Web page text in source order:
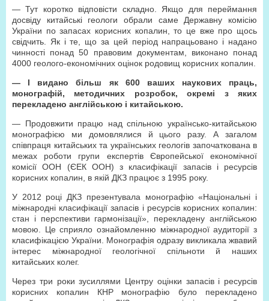
— Тут коротко відповісти складно. Якщо для переймання
досвіду китайські геологи обрали саме Державну комісію
України по запасах корисних копалин, то це вже про щось
свідчить. Як і те, що за цей період напрацьовано і надано
чинності понад 50 правовим документам, виконано понад
4000 геолого-економічних оцінок родовищ корисних копалин.
— І видано більш як 600 ваших наукових праць,
монографій, методичних розробок, окремі з яких
перекладено англійською і китайською.
— Продовжити працю над спільною українсько-китайською
монографією ми домовлялися й цього разу. А загалом
співпраця китайських та українських геологів започаткована в
межах роботи групи експертів Європейської економічної
комісії ООН (ЄЕК ООН) з класифікації запасів і ресурсів
корисних копалин, в якій ДКЗ працює з 1995 року.
У 2012 році ДКЗ презентувала монографію «Національні і
міжнародні класифікації запасів і ресурсів корисних копалин:
стан і перспективи гармонізації», перекладену англійською
мовою. Це сприяло ознайомленню міжнародної аудиторії з
класифікацією України. Монографія одразу викликала жвавий
інтерес міжнародної геологічної спільноти й наших
китайських колег.
Через три роки зусиллями Центру оцінки запасів і ресурсів
корисних копалин КНР монографію було перекладено